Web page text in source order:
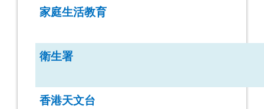
家庭生活教育
衛生署
香港天文台